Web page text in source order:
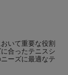
いて重要な役割
合ったテニスシ
ーズに最適なテ